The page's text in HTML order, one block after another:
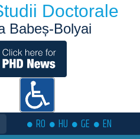
Doctorale
Babeș-Bolyai
RO HU GE EN